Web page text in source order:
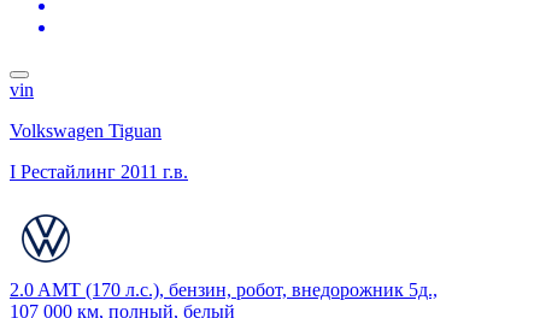
vin
Volkswagen Tiguan
I Рестайлинг 2011 г.в.
2.0 AMT (170 л.с.), бензин, робот, внедорожник 5д.,
107 000 км, полный, белый